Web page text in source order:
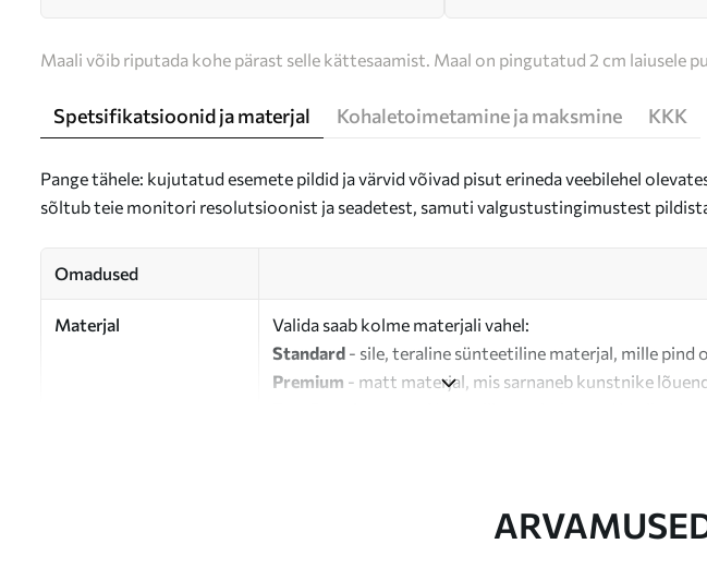
Maali võib riputada kohe pärast selle kättesaamist. Maal on pingutatud 2 cm laiusele
Spetsifikatsioonid ja materjal Kohaletoimetamine ja maksmine KKK
Pange tähele: kujutatud esemete pildid ja värvid võivad pisut erineda veebilehel
sõltub teie monitori resolutsioonist ja seadetest, samuti valgustustingimustest
Omadused
Materjal
Valida saab kolme materjali vahel:
Standard - sile, teraline sünteetiline materjal, mille pind
Premium - matt materjal, mis sarnaneb kunstnike